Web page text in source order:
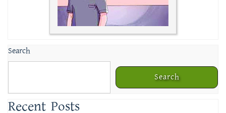
Search
Search
Recent Posts